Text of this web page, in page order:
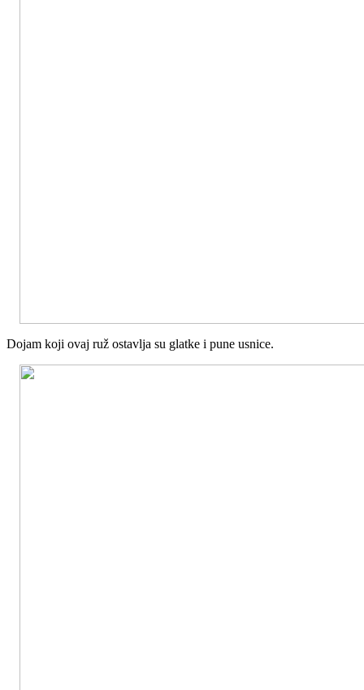
Dojam koji ovaj ruž ostavlja su glatke i pune usnice.